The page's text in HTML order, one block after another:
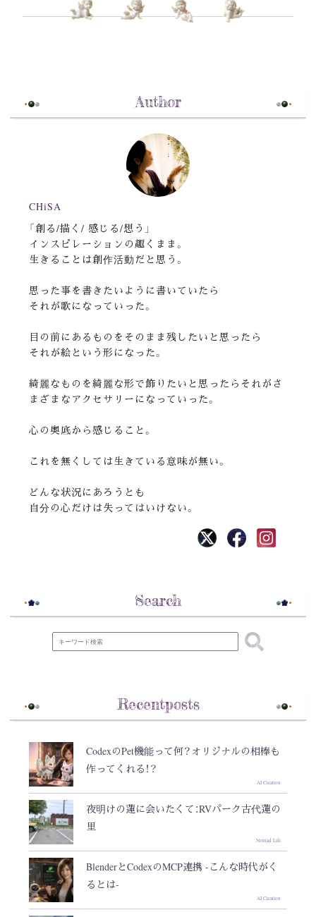
Author
CHiSA
「創る/描く/ 感じる/想う」
インスピレーションの趣くまま。
生きることは創作活動だと思う。
思った事を書きたいように書いていたら
それが歌になっていった。
目の前にあるものをそのまま残したいと思ったら
それが絵という形になった。
綺麗なものを綺麗な形で飾りたいと思ったらそれがさ
まざまなアクセサリーになっていった。
心の奥底から感じること。
これを無くしては生きている意味が無い。
どんな状況にあろうとも
自分の心だけは失ってはいけない。
Search
Recentposts
CodexのPet機能って何？オリジナルの相棒も
作ってくれる！？
AI Creation
夜明けの蓮に会いたくて：RVパーク古代蓮の
里
Nomad Life
BlenderとCodexのMCP連携 -こんな時代がく
るとは-
AI Creation